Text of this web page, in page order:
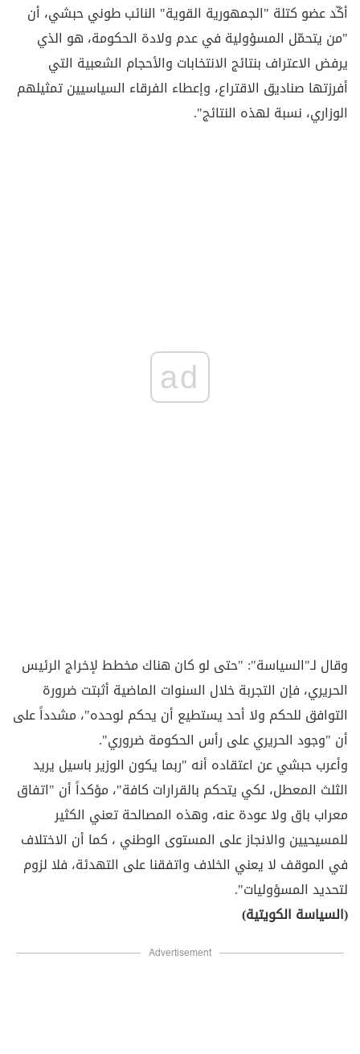
أكّد عضو كتلة "الجمهورية القوية" النائب طوني حبشي، أن
"من يتحمّل المسؤولية في عدم ولادة الحكومة، هو الذي
يرفض الاعتراف بنتائج الانتخابات والأحجام الشعبية التي
أفرزتها صناديق الاقتراع، وإعطاء الفرقاء السياسيين تمثيلهم
الوزاري، نسبة لهذه النتائج".
ad
وقال لـ"السياسة": "حتى لو كان هناك مخطط لإخراج الرئيس
الحريري، فإن التجربة خلال السنوات الماضية أثبتت ضرورة
التوافق للحكم ولا أحد يستطيع أن يحكم لوحده"، مشدداً على
أن "وجود الحريري على رأس الحكومة ضروري".
وأعرب حبشي عن اعتقاده أنه "ربما يكون الوزير باسيل يريد
الثلث المعطل، لكي يتحكم بالقرارات كافة"، مؤكداً أن "اتفاق
معراب باق ولا عودة عنه، وهذه المصالحة تعني الكثير
للمسيحيين والانجاز على المستوى الوطني ، كما أن الاختلاف
في الموقف لا يعني الخلاف واتفقنا على التهدئة، فلا لزوم
لتحديد المسؤوليات".
(السياسة الكويتية)
Advertisement